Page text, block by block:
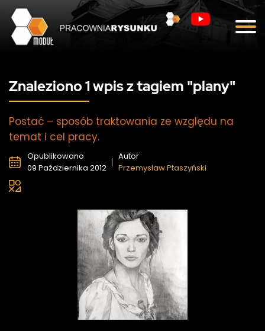
Kontakt
Znaleziono 1 wpis z tagiem "plany"
Postać – sposób traktowania ze względu na
temat i cel pracy.
Opublikowano
09 Października 2012
Autor
Przemysław Ptaszyński